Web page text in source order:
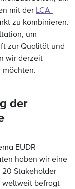
mit der LCA-
zu kombinieren.
um
zur Qualität und
wir derzeit
möchten.
der
EUDR-
haben wir eine
20 Stakeholder
weltweit befragt